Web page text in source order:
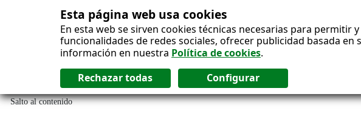
Esta página web usa cookies
En esta web se sirven cookies técnicas necesarias para
funcionalidades de redes sociales, ofrecer publicidad basada
información en nuestra Política de cookies.
Salto al contenido